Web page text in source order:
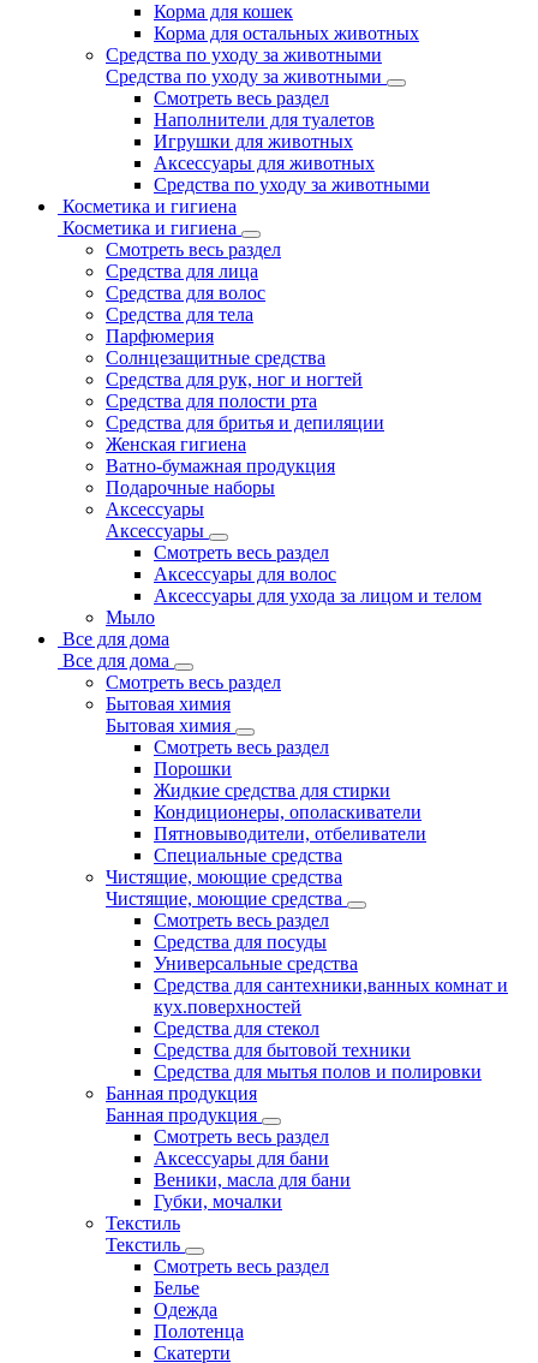
Корма для кошек
Корма для остальных животных
Средства по уходу за животными
Средства по уходу за животными
Смотреть весь раздел
Наполнители для туалетов
Игрушки для животных
Аксессуары для животных
Средства по уходу за животными
Косметика и гигиена
Косметика и гигиена
Смотреть весь раздел
Средства для лица
Средства для волос
Средства для тела
Парфюмерия
Солнцезащитные средства
Средства для рук, ног и ногтей
Средства для полости рта
Средства для бритья и депиляции
Женская гигиена
Ватно-бумажная продукция
Подарочные наборы
Аксессуары
Аксессуары
Смотреть весь раздел
Аксессуары для волос
Аксессуары для ухода за лицом и телом
Мыло
Все для дома
Все для дома
Смотреть весь раздел
Бытовая химия
Бытовая химия
Смотреть весь раздел
Порошки
Жидкие средства для стирки
Кондиционеры, ополаскиватели
Пятновыводители, отбеливатели
Специальные средства
Чистящие, моющие средства
Чистящие, моющие средства
Смотреть весь раздел
Средства для посуды
Универсальные средства
Средства для сантехники,ванных комнат и
кух.поверхностей
Средства для стекол
Средства для бытовой техники
Средства для мытья полов и полировки
Банная продукция
Банная продукция
Смотреть весь раздел
Аксессуары для бани
Веники, масла для бани
Губки, мочалки
Текстиль
Текстиль
Смотреть весь раздел
Белье
Одежда
Полотенца
Скатерти